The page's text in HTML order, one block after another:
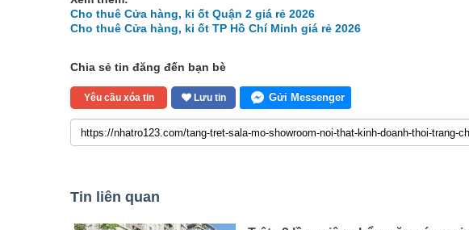
Cho thuê Cửa hàng, ki ốt Quận 2 giá rẻ 2026
Cho thuê Cửa hàng, ki ốt TP Hồ Chí Minh giá rẻ 2026
Chia sẻ tin đăng đến bạn bè
Yêu cầu xóa tin Lưu tin Gửi Messenger
Tin liên quan